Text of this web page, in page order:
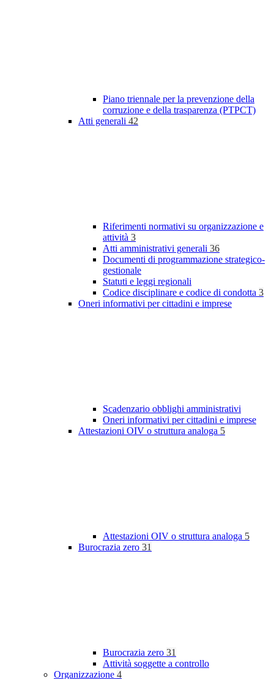
Piano triennale per la prevenzione della
corruzione e della trasparenza (PTPCT)
Atti generali 42
Riferimenti normativi su organizzazione e
attività 3
Atti amministrativi generali 36
Documenti di programmazione strategico-
gestionale
Statuti e leggi regionali
Codice disciplinare e codice di condotta 3
Oneri informativi per cittadini e imprese
Scadenzario obblighi amministrativi
Oneri informativi per cittadini e imprese
Attestazioni OIV o struttura analoga 5
Attestazioni OIV o struttura analoga 5
Burocrazia zero 31
Burocrazia zero 31
Attività soggette a controllo
Organizzazione 4